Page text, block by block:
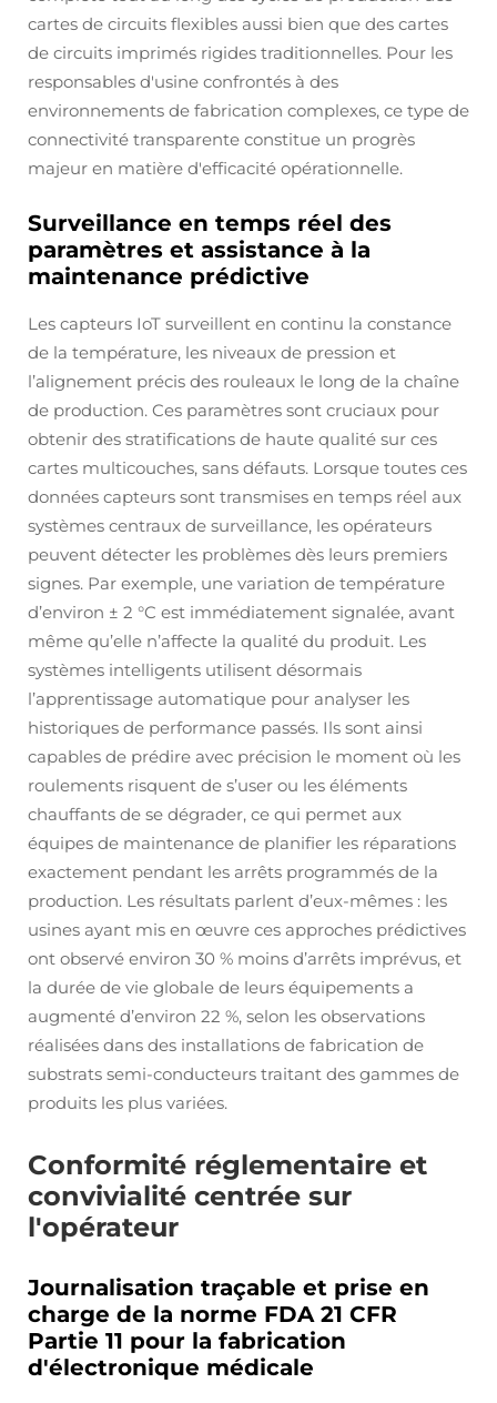
cartes de circuits flexibles aussi bien que des cartes
de circuits imprimés rigides traditionnelles. Pour les
responsables d'usine confrontés à des
environnements de fabrication complexes, ce type de
connectivité transparente constitue un progrès
majeur en matière d'efficacité opérationnelle.
Surveillance en temps réel des
paramètres et assistance à la
maintenance prédictive
Les capteurs IoT surveillent en continu la constance
de la température, les niveaux de pression et
l’alignement précis des rouleaux le long de la chaîne
de production. Ces paramètres sont cruciaux pour
obtenir des stratifications de haute qualité sur ces
cartes multicouches, sans défauts. Lorsque toutes ces
données capteurs sont transmises en temps réel aux
systèmes centraux de surveillance, les opérateurs
peuvent détecter les problèmes dès leurs premiers
signes. Par exemple, une variation de température
d’environ ± 2 °C est immédiatement signalée, avant
même qu’elle n’affecte la qualité du produit. Les
systèmes intelligents utilisent désormais
l’apprentissage automatique pour analyser les
historiques de performance passés. Ils sont ainsi
capables de prédire avec précision le moment où les
roulements risquent de s’user ou les éléments
chauffants de se dégrader, ce qui permet aux
équipes de maintenance de planifier les réparations
exactement pendant les arrêts programmés de la
production. Les résultats parlent d’eux-mêmes : les
usines ayant mis en œuvre ces approches prédictives
ont observé environ 30 % moins d’arrêts imprévus, et
la durée de vie globale de leurs équipements a
augmenté d’environ 22 %, selon les observations
réalisées dans des installations de fabrication de
substrats semi-conducteurs traitant des gammes de
produits les plus variées.
Conformité réglementaire et
convivialité centrée sur
l'opérateur
Journalisation traçable et prise en
charge de la norme FDA 21 CFR
Partie 11 pour la fabrication
d'électronique médicale